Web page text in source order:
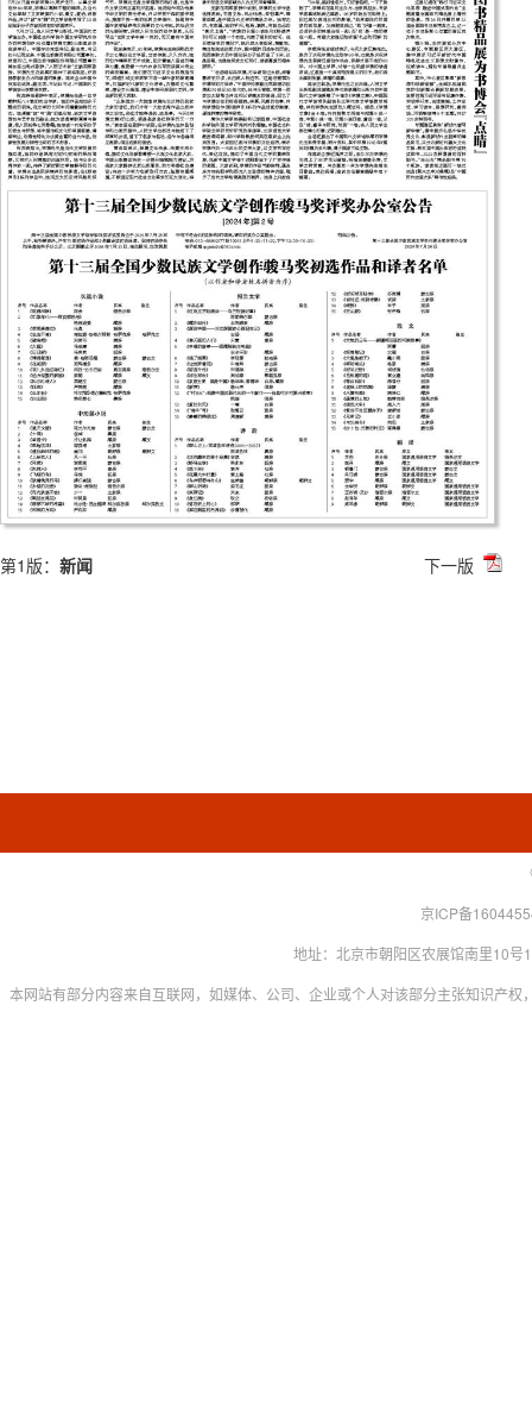
第1版： 新闻 下一版
京ICP备
地址：北京市朝阳区农展馆南里10
本网站有部分内容来自互联网，如媒体、公司、企业或个人对该部分主张知识产